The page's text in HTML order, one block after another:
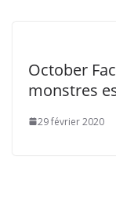
October
monstres
29 février 2020